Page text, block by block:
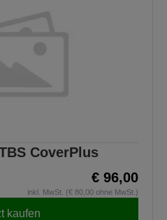
CoverPlus
€ 96,00
inkl. MwSt. (€ 80,00 ohne MwSt.)
kaufen